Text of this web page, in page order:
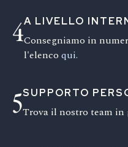
4A LIVELLO
Consegniamo in
l'elenco qui.
5SUPPORTO
Trova il nostro team in